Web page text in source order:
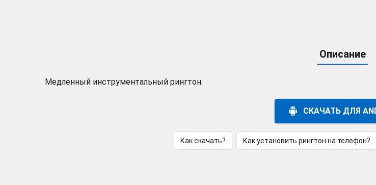
Описание
Медленный инструментальный рингтон.
СКАЧАТЬ ДЛЯ
Как скачать? Как установить рингтон на телефон?